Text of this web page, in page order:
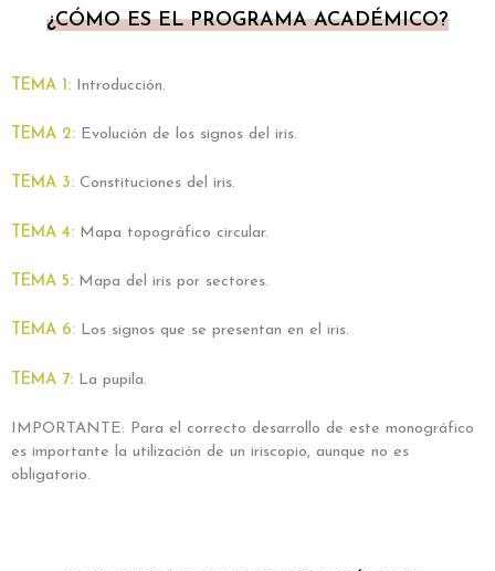
¿CÓMO ES EL PROGRAMA ACADÉMICO?
TEMA 1: Introducción.
TEMA 2: Evolución de los signos del iris.
TEMA 3: Constituciones del iris.
TEMA 4: Mapa topográfico circular.
TEMA 5: Mapa del iris por sectores.
TEMA 6: Los signos que se presentan en el iris.
TEMA 7: La pupila.
IMPORTANTE: Para el correcto desarrollo de este monográfico
es importante la utilización de un iriscopio, aunque no es
obligatorio.